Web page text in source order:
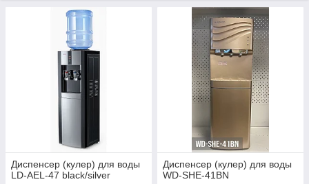
Диспенсер (кулер) для воды
LD-AEL-47 black/silver
Диспенсер (кулер) для воды
WD-SHE-41BN